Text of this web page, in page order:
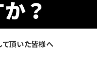
て頂いた皆様へ